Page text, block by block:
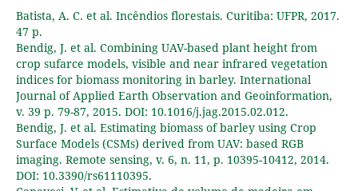
Batista, A. C. et al. Incêndios florestais. Curitiba: UFPR, 2017.
47 p.
Bendig, J. et al. Combining UAV-based plant height from
crop sufarce models, visible and near infrared vegetation
indices for biomass monitoring in barley. International
Journal of Applied Earth Observation and Geoinformation,
v. 39 p. 79-87, 2015. DOI: 10.1016/j.jag.2015.02.012.
Bendig, J. et al. Estimating biomass of barley using Crop
Surface Models (CSMs) derived from UAV: based RGB
imaging. Remote sensing, v. 6, n. 11, p. 10395-10412, 2014.
DOI: 10.3390/rs61110395.